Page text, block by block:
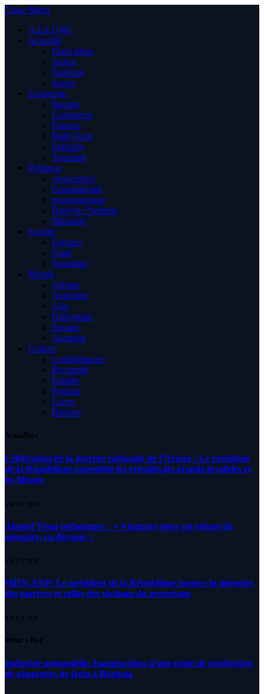
Close Menu
A LA UNE
Actualité
Flash Infos
Justice
National
Sports
Economie
Banque
Commerce
Finance
High-Tech
Industrie
Tourisme
Politique
Association
Communiqué
gouvernement
Droit de l’homme
Ministère
Société
Enfance
Santé
Solidarité
Monde
Afrique
Amérique
Asie
Diplomatie
Europe
Australia
Culture
Condoléances
Proximité
Famille
Podcast
Livres
Histoire
Actualités
Célébration de la journée nationale de l’Armée : Le président
de la République rassemble les retraités,les grands invalides et
les blessés
5 AOÛT 2026
Ahmed Tessa pédagogue : » 4 langues pour un enfant du
primaire, ça déroute «
4 AOÛT 2026
MDN-ANP: Le président de la République honore la mémoire
des martyrs et celles des victimes du terrorisme
4 AOÛT 2026
What's Hot
Industrie automobile: Inauguration d’une usine de production
de plaquettes de frein à Réghaïa